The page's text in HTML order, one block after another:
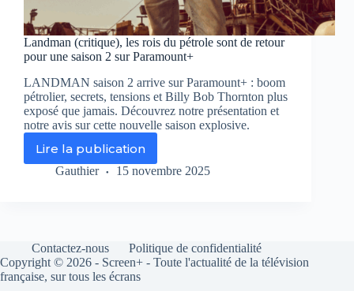
Landman (critique), les rois du pétrole sont de retour
pour une saison 2 sur Paramount+
LANDMAN saison 2 arrive sur Paramount+ : boom
pétrolier, secrets, tensions et Billy Bob Thornton plus
exposé que jamais. Découvrez notre présentation et
notre avis sur cette nouvelle saison explosive.
Lire la publication
Landman
(critique),
sont
de
retour
Gauthier 15 novembre 2025
Contactez-nous
Politique de confidentialité
Copyright © 2026 - Screen+ - Toute l'actualité de la télévision
française, sur tous les écrans